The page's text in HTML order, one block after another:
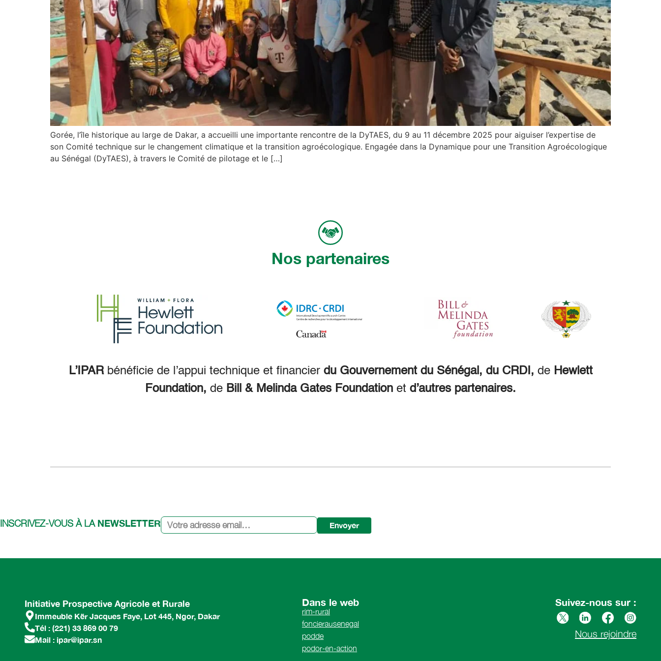
Gorée, l’île historique au large de Dakar, a accueilli une importante rencontre de la DyTAES, du 9 au 11 décembre 2025 pour aiguiser l’expertise de
son Comité technique sur le changement climatique et la transition agroécologique. Engagée dans la Dynamique pour une Transition Agroécologique
au Sénégal (DyTAES), à travers le Comité de pilotage et le […]
Nos partenaires
L’IPARbénéficie de l’appui technique et financier du Gouvernement du Sénégal, du CRDI, de Hewlett
Foundation, de Bill & Melinda Gates Foundation et d’autres partenaires.
INSCRIVEZ-VOUS À LA NEWSLETTER Envoyer
Initiative Prospective Agricole et Rurale
Immeuble Kër Jacques Faye, Lot 445, Ngor, Dakar
Tél : (221) 33 869 00 79
Mail : ipar@ipar.sn
Dans le web
rim-rural
foncierausenegal
podde
podor-en-action
Suivez-nous sur :
Nous rejoindre